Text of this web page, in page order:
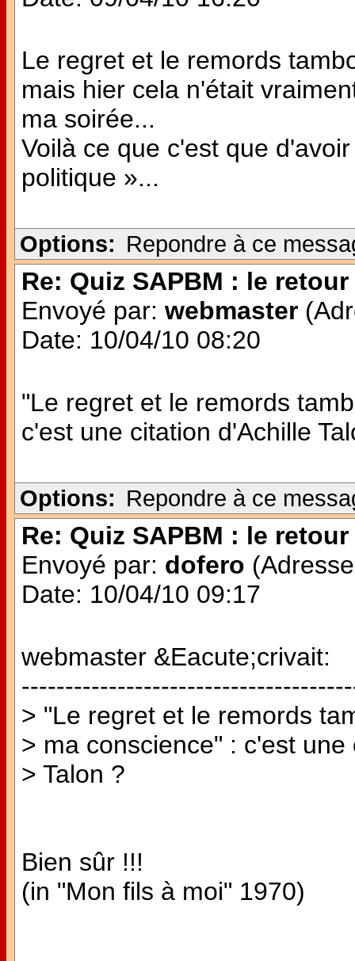
Le regret et le remords
mais hier cela n'était
ma soirée...
Voilà ce que c'est que
politique »...
Options: Repondre à ce
Re: Quiz SAPBM : le retour
Envoyé par: webmaster
Date: 10/04/10 08:20
"Le regret et le remords
c'est une citation d'Achille
Options: Repondre à ce
Re: Quiz SAPBM : le retour
Envoyé par: dofero
Date: 10/04/10 09:17
webmaster &Eacute;crivait:
> "Le regret et le remords
> ma conscience" : c'est une
> Talon ?
Bien sûr !!!
(in "Mon fils à moi" 1970)